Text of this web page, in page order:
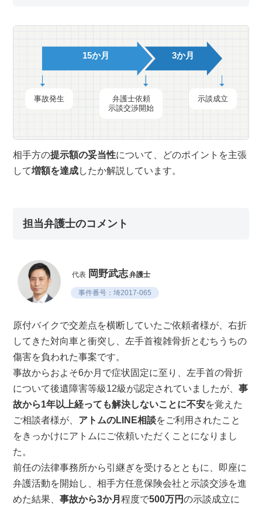
15か月 3か月
事故発生
弁護士依頼
示談交渉開始
示談成立
相手方の提示額の妥当性について、どのポイントを主張
して増額を達成したか解説しています。
担当弁護士のコメント
代表 岡野武志弁護士
事件番号：埼2017-065
原付バイクで交差点を横断していたご依頼者様が、右折
してきた対向車と衝突し、左手首複雑骨折とむちうちの
傷害を負われた事案です。
事故からおよそ6か月で症状固定に至り、左手首の骨折
について後遺障害等級12級が認定されていましたが、事
故から1年以上経っても解決しないことに不安を覚えた
ご相談者様が、 アトムのLINE相談をご利用されたこと
をきっかけにアトムにご依頼いただくことになりまし
た。
前任の法律事務所から引継ぎを受けるとともに、即座に
弁護活動を開始し、相手方任意保険会社と示談交渉を進
めた結果、事故から3か月程度で500万円の示談成立に